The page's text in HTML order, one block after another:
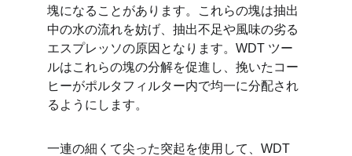
塊になることがあります。これらの塊は抽出
中の水の流れを妨げ、抽出不足や風味の劣る
エスプレッソの原因となります。WDT ツー
ルはこれらの塊の分解を促進し、挽いたコー
ヒーがポルタフィルター内で均一に分配され
るようにします。
一連の細くて尖った突起を使用して、WDT